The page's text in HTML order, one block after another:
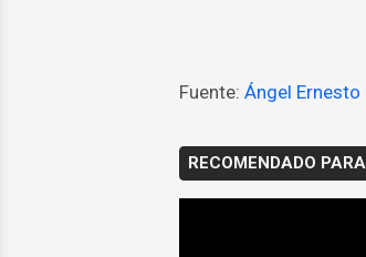
Fuente: Ángel Ernesto
RECOMENDADO